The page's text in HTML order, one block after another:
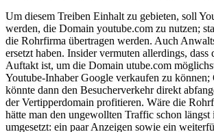
Um diesem Treiben Einhalt zu gebieten, soll
werden, die Domain youtube.com zu nutzen;
die Rohrfirma übertragen werden. Auch
ersetzt haben. Insider vermuten allerdings,
Auftakt ist, um die Domain utube.com
Youtube-Inhaber Google verkaufen zu können;
könnte dann den Besucherverkehr direkt
der Vertipperdomain profitieren. Wäre die
hätte man den ungewollten Traffic schon längst
umgesetzt: ein paar Anzeigen sowie ein